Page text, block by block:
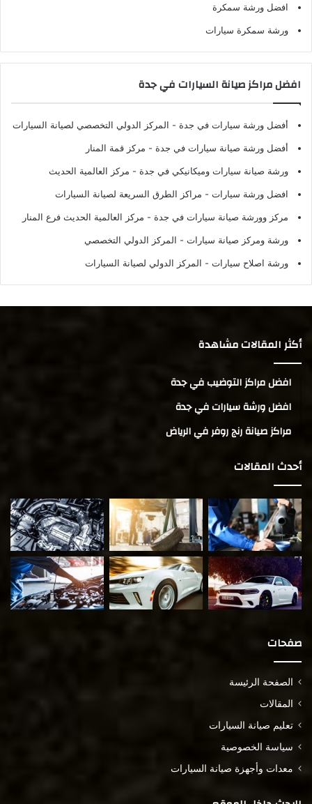
افضل ورشة سمكرة
ورشة سمكرة سيارات
افضل مراكز صيانة السيارات في جدة
أفضل ورشة سيارات في جدة - المركز الدولي التخصصي لصيانة السيارات
أفضل ورشة صيانة سيارات في جدة - مركز قمة المنار
ورشة صيانة سيارات وميكانيكي في جدة - مركز العالمية الحديث
افضل ورشة سيارات - مراكز الطرق السريعة لصيانة السيارات
مركز وورشة صيانة سيارات في جدة - مركز العالمية الحديث فرع المنار
ورشة ومركز صيانة سيارات - المركز الدولي التخصصي
ورشة اصلاح سيارات - المركز الدولي لصيانة السيارات
أكثر المقالات مشاهدة
افضل مراكز التوضيب في جدة
افضل ورشة سيارات في جدة
مراكز صيانة رنج روفر في الرياض
أحدث المقالات
صفحات
الصفحة الرئيسة
المقالات
تعليم صيانة السيارات
سياسة الخصوصية
معدات وأجهزة صيانة السيارات